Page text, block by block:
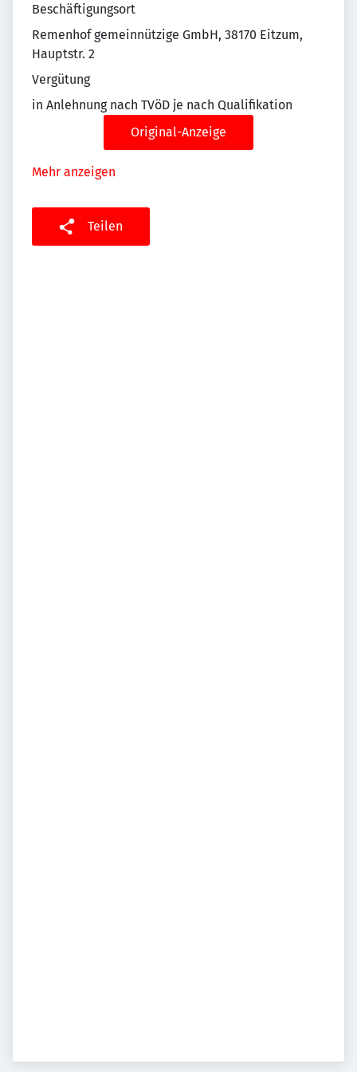
Beschäftigungsort
Remenhof gemeinnützige GmbH, 38170 Eitzum,
Hauptstr. 2
Vergütung
in Anlehnung nach TVöD je nach Qualifikation‎
Original-Anzeige
Mehr anzeigen
Teilen